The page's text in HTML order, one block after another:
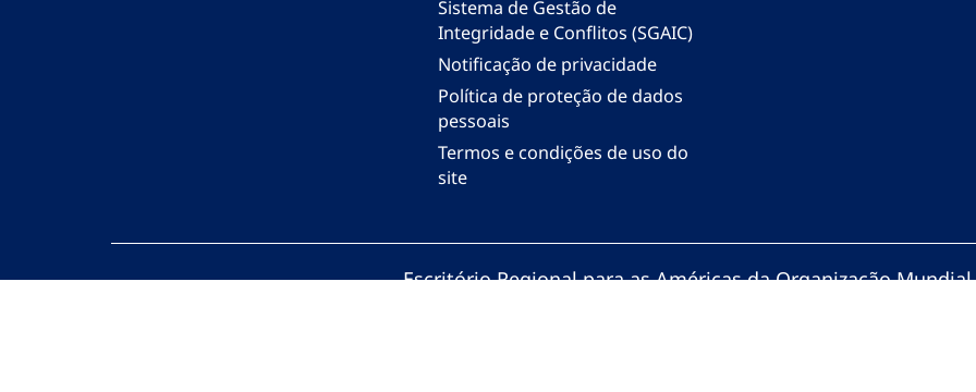
Sistema de Gestão de
Integridade e Conflitos (SGAIC)
Notificação de privacidade
Política de proteção de dados
pessoais
Termos e condições de uso do
site
Escritório Regional para as Américas da Organização Mundial